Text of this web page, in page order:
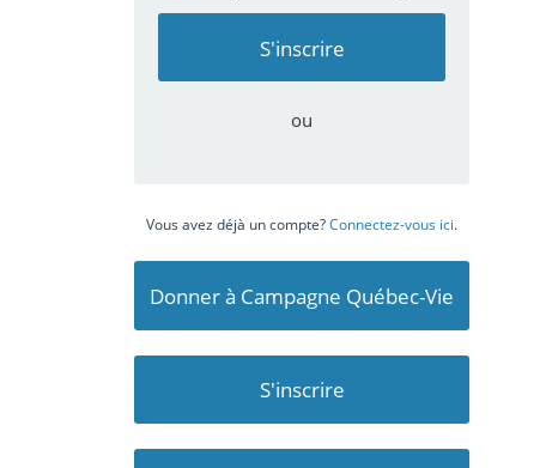
ou
Vous avez déjà un compte?Connectez-vous ici.
Donner à Campagne Québec-Vie
S'inscrire